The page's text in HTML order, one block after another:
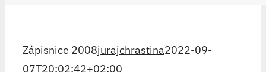
Zápisnice 2008jurajchrastina2022-09-
07T20:02:42+02:00